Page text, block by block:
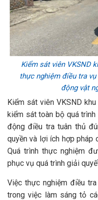
Kiểm sát viên VKSND
thực nghiệm điều tra
động vật
Kiểm sát viên VKSND
kiểm sát toàn bộ quá
động điều tra tuân thủ
quyền và lợi ích hợp pháp
Quá trình thực nghiệm
phục vụ quá trình giải
Việc thực nghiệm điều
trong việc làm sáng tỏ